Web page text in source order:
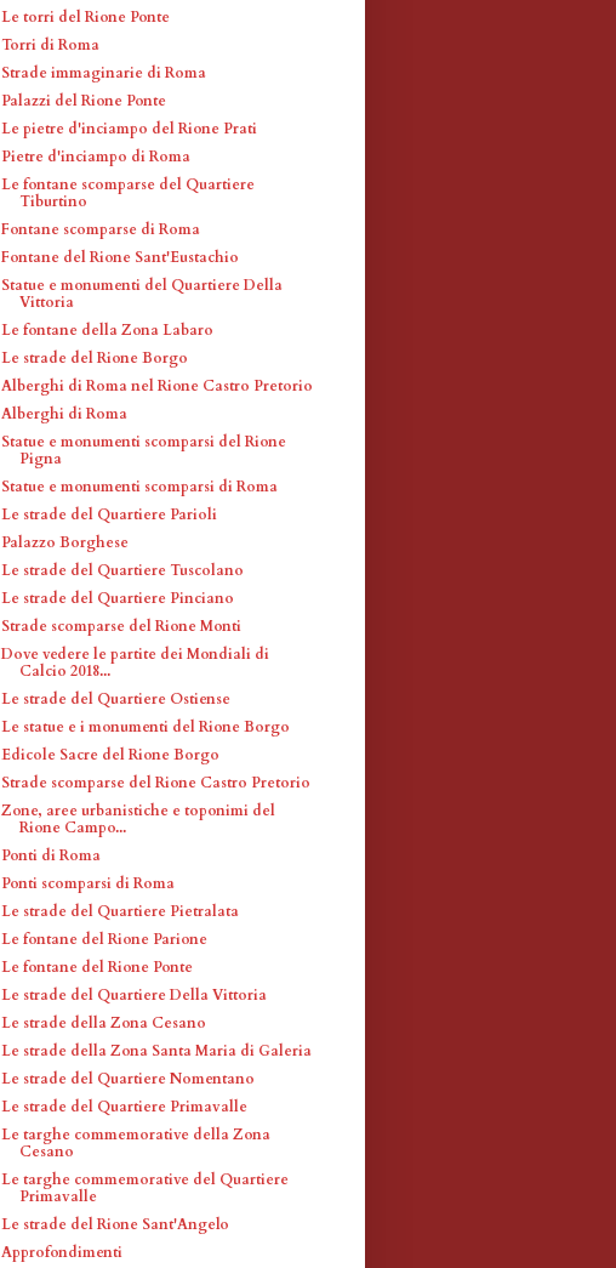
Le torri del Rione Ponte
Torri di Roma
Strade immaginarie di Roma
Palazzi del Rione Ponte
Le pietre d'inciampo del Rione Prati
Pietre d'inciampo di Roma
Le fontane scomparse del Quartiere
Tiburtino
Fontane scomparse di Roma
Fontane del Rione Sant'Eustachio
Statue e monumenti del Quartiere Della
Vittoria
Le fontane della Zona Labaro
Le strade del Rione Borgo
Alberghi di Roma nel Rione Castro Pretorio
Alberghi di Roma
Statue e monumenti scomparsi del Rione
Pigna
Statue e monumenti scomparsi di Roma
Le strade del Quartiere Parioli
Palazzo Borghese
Le strade del Quartiere Tuscolano
Le strade del Quartiere Pinciano
Strade scomparse del Rione Monti
Dove vedere le partite dei Mondiali di
Calcio 2018...
Le strade del Quartiere Ostiense
Le statue e i monumenti del Rione Borgo
Edicole Sacre del Rione Borgo
Strade scomparse del Rione Castro Pretorio
Zone, aree urbanistiche e toponimi del
Rione Campo...
Ponti di Roma
Ponti scomparsi di Roma
Le strade del Quartiere Pietralata
Le fontane del Rione Parione
Le fontane del Rione Ponte
Le strade del Quartiere Della Vittoria
Le strade della Zona Cesano
Le strade della Zona Santa Maria di Galeria
Le strade del Quartiere Nomentano
Le strade del Quartiere Primavalle
Le targhe commemorative della Zona
Cesano
Le targhe commemorative del Quartiere
Primavalle
Le strade del Rione Sant'Angelo
Approfondimenti